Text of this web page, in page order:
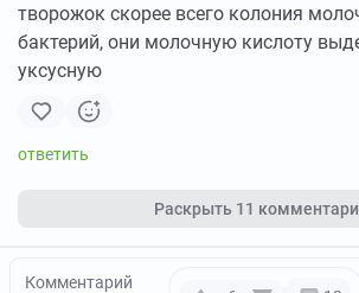
творожок скорее всего колония
бактерий, они молочную кислоту
уксусную
Раскрыть 11